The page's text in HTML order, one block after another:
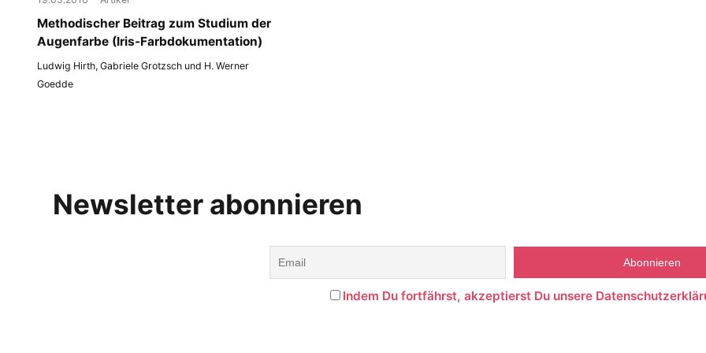
Methodischer Beitrag zum Studium der
Augenfarbe (Iris-Farbdokumentation)
Ludwig Hirth, Gabriele Grotzsch und H. Werner
Goedde
Newsletter abonnieren
Indem Du fortfährst, akzeptierst Du unsere